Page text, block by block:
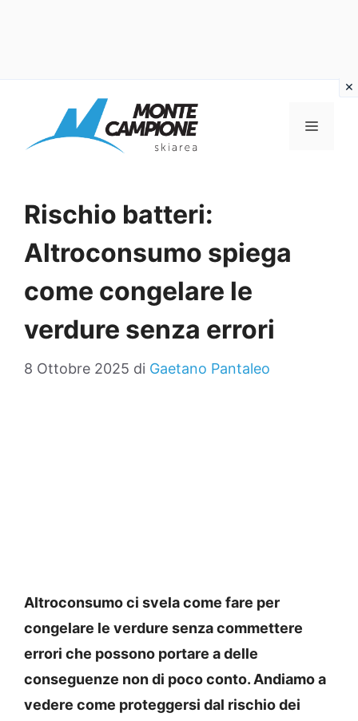
contenuto
MENU
Rischio batteri:
Altroconsumo spiega
come congelare le
verdure senza errori
8 Ottobre 2025 di Gaetano Pantaleo
Altroconsumo ci svela come fare per
congelare le verdure senza commettere
errori che possono portare a delle
conseguenze non di poco conto. Andiamo a
vedere come proteggersi dal rischio dei